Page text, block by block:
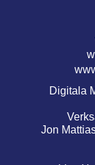
Digitala
Jon